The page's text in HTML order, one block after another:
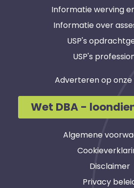
Informatie werving
Informatie over
USP's
USP's
Adverteren op
Wet DBA -
Algemene
Disclaimer
Privacy